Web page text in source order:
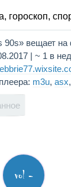
гороскоп,
90s» вещает
| ~ 1 в
m3u, asx,
vol -